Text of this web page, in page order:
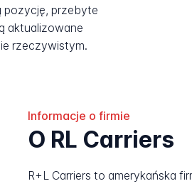
pozycję, przebyte
aktualizowane
rzeczywistym.
Informacje o firmie
O RL Carriers
R+L Carriers to amerykańska